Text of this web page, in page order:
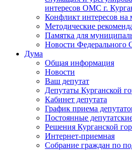
интересов ОМС г.
Конфликт интересов
Методические
Памятка для
Новости Федерального
Дума
Общая информация
Новости
Ваш депутат
Депутаты Курганской
Кабинет депутата
График приема
Постоянные
Решения Курганской
Интернет-приемная
Собрание граждан по